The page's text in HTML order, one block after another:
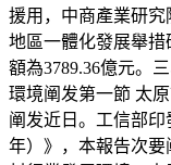
援用，中商產業研
地區一體化發展舉
額為3789.36億元。
環境阐发第一節 太
阐发近日。工信部印
年）》，本報告次